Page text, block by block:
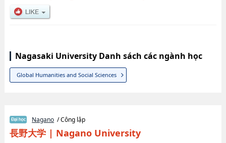
Nagasaki University Danh sách các ngành học
Global Humanities and Social Sciences
Nagano / Công lập
長野大学| Nagano University